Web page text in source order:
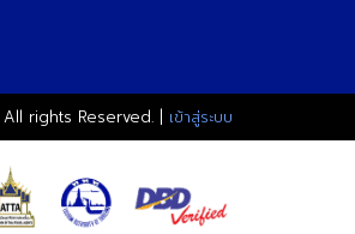
rights Reserved. | เข้าสู่ระบบ